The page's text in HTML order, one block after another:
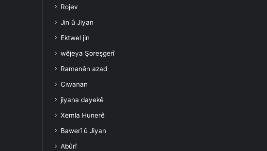
Rojev
Jin û Jiyan
Ektwel jin
wêjeya Şoreşgerî
Ramanên azad
Ciwanan
jiyana dayekê
Xemla Hunerê
Bawerî û Jiyan
Abûrî